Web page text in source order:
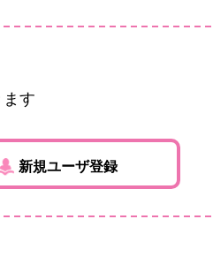
ます
新規ユーザ登録